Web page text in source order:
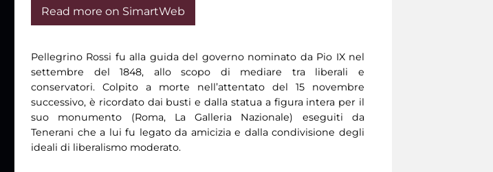
Read more on SimartWeb
Pellegrino Rossi fu alla guida del governo nominato da Pio IX nel
settembre del 1848, allo scopo di mediare tra liberali e
conservatori. Colpito a morte nell’attentato del 15 novembre
successivo, è ricordato dai busti e dalla statua a figura intera per il
suo monumento (Roma, La Galleria Nazionale) eseguiti da
Tenerani che a lui fu legato da amicizia e dalla condivisione degli
ideali di liberalismo moderato.